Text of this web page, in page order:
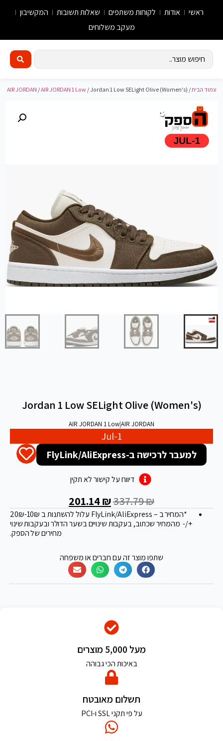
ראשי אודות לקוחות משתפים שאלות תשובות
המקשיבון
מעקב משלוחים
עמוד הבית/
AIR JORDAN /AIR JORDAN 1 Low / Jordan 1 Low SELight Olive (Women's)
Jordan 1 Low SELight Olive (Women's)
AIR JORDAN
AIR JORDAN 1 Low
Jul-1
למעבר לרכישה ב-FlyLink/AliExpress
דיווח על קישור לא תקין
337.79₪
201.14₪
*המחיר ב – FlyLink/AliExpress עלול להשתנות ב 20 ₪-10₪
+/- מהמחיר שכתוב, בעקבות שינויים בשער הדולר ובעקבות שינוי
מחירים של הספק.
שתפו מוצר זה עם חברים או משפחה
מעל 5,000 מוצרים
באיכות הכי גבוהה
תשלום מאובטח
על פי תקני SSL ו-PCI